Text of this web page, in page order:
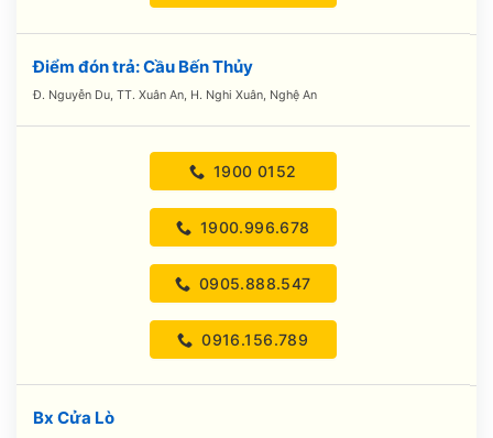
Điểm đón trả: Cầu Bến Thủy
Đ. Nguyễn Du, TT. Xuân An, H. Nghi Xuân, Nghệ An
1900 0152
1900.996.678
0905.888.547
0916.156.789
Bx Cửa Lò